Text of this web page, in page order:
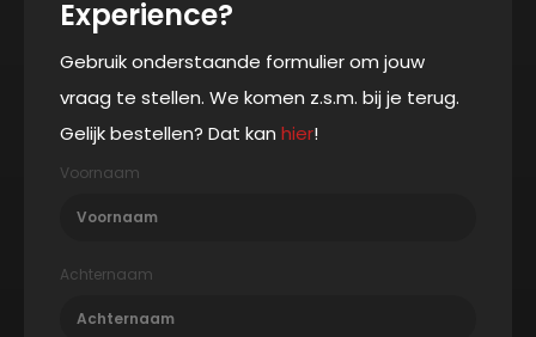
Experience?
Gebruik onderstaande formulier om jouw
vraag te stellen. We komen z.s.m. bij je terug.
Gelijk bestellen? Dat kan hier!
Voornaam
Achternaam